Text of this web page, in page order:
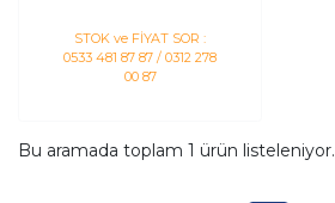
STOK ve FİYAT SOR :
0533 481 87 87 / 0312 278
00 87
Bu aramada toplam 1 ürün listeleniyor.